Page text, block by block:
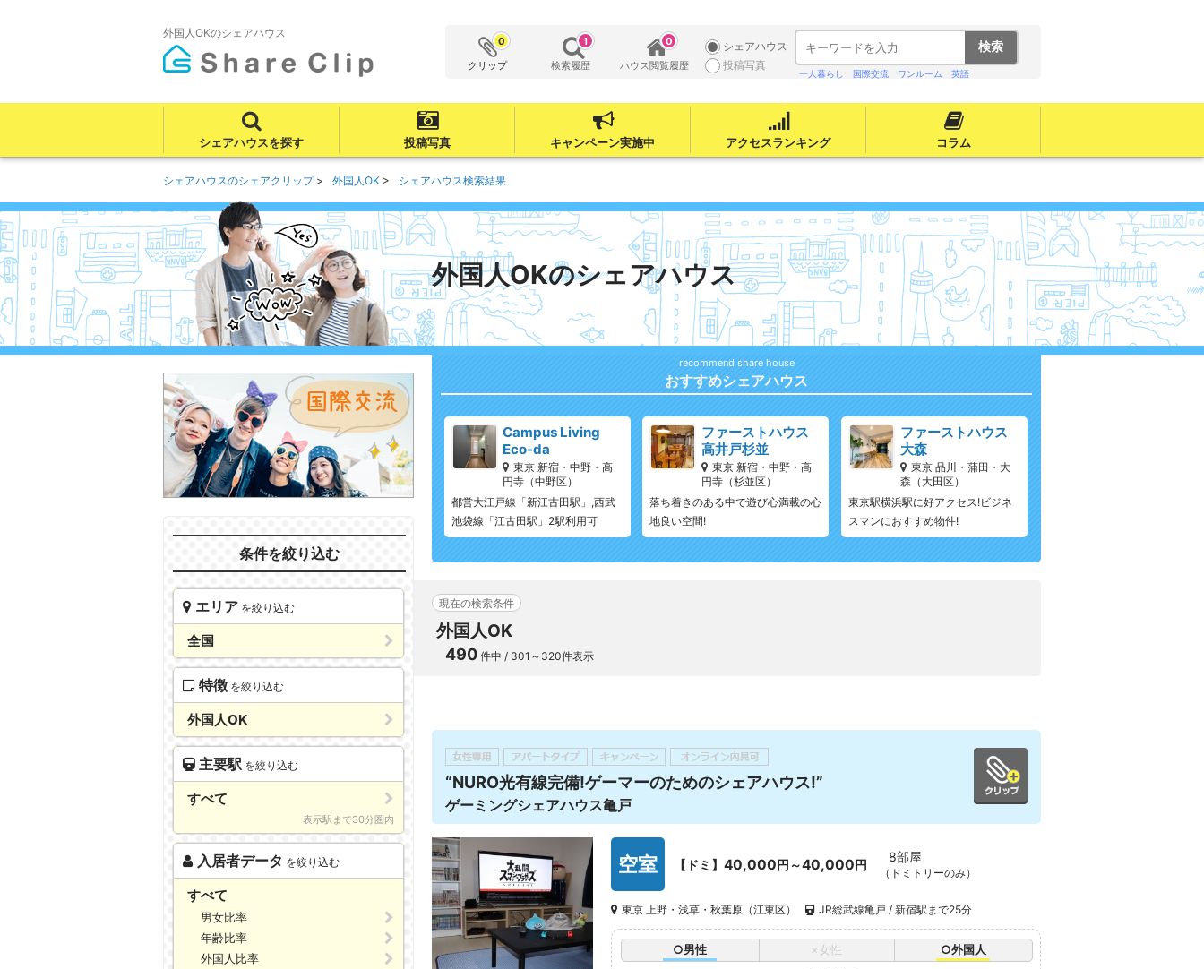
外国人OKのシェアハウス
クリップ
0
検索履歴
1
ハウス閲覧履歴
0
シェアハウス
投稿写真
一人暮らし 国際交流 ワンルーム 英語
シェアハウスを探す 投稿写真 キャンペーン実施中 アクセスランキング コラム
シェアハウスのシェアクリップ 外国人OK シェアハウス検索結果
外国人OKのシェアハウス
条件を絞り込む
エリア を絞り込む
全国
特徴 を絞り込む
外国人OK
主要駅 を絞り込む
すべて
表示駅まで30分圏内
入居者データ を絞り込む
すべて
男女比率
年齢比率
外国人比率
おすすめシェアハウス
Campus Living
Eco-da
東京 新宿・中野・高
円寺（中野区）
都営大江戸線「新江古田駅」,西武
池袋線「江古田駅」2駅利用可
ファーストハウス
高井戸杉並
東京 新宿・中野・高
円寺（杉並区）
落ち着きのある中で遊び心満載の心
地良い空間!
ファーストハウス
大森
東京 品川・蒲田・大
森（大田区）
東京駅横浜駅に好アクセス!ビジネ
スマンにおすすめ物件!
現在の検索条件
外国人OK
490 件中 / 301～320件表示
“NURO光有線完備!ゲーマーのためのシェアハウス!”
ゲーミングシェアハウス亀戸
空室 【ドミ】 40,000円～40,000円 8部屋
（ドミトリーのみ）
東京 上野・浅草・秋葉原（江東区） JR総武線亀戸 / 新宿駅まで25分
○男性 ×女性
○外国人